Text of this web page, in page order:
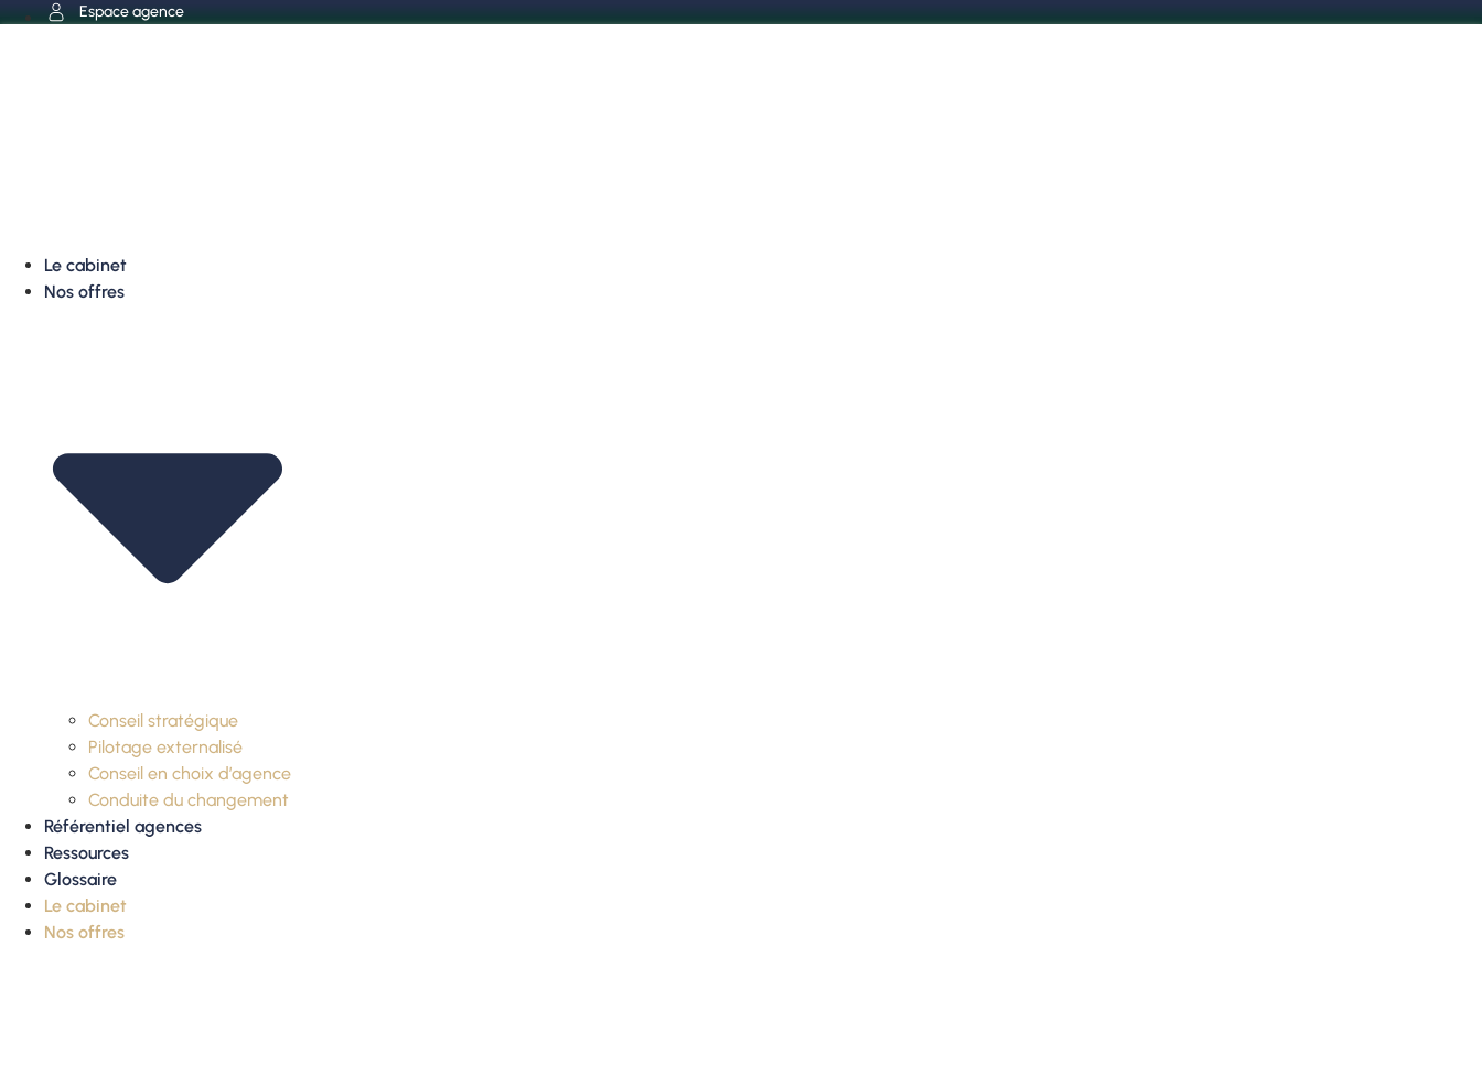
Aller
Espace agence
Le cabinet
Nos offres
Conseil stratégique
Pilotage externalisé
Conseil en choix d’agence
Conduite du changement
Référentiel agences
Ressources
Glossaire
Le cabinet
Nos offres